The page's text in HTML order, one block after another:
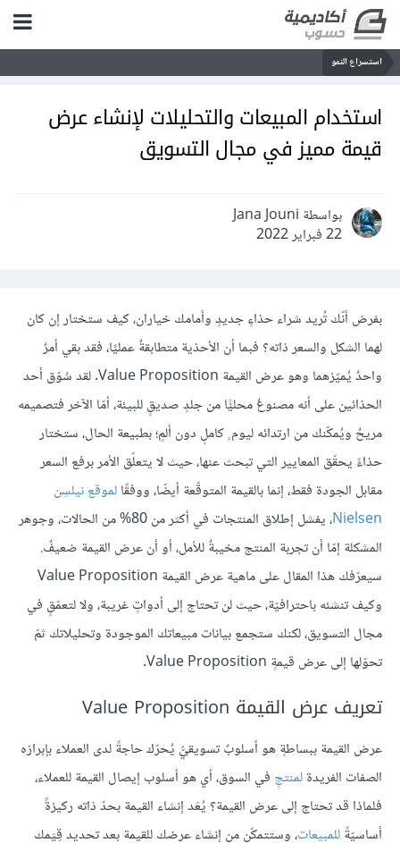
استسراع النمو
استخدام المبيعات والتحليلات لإنشاء عرض
قيمة مميز في مجال التسويق
بواسطة Jana Jouni
22 فبراير 2022
بفرض أنّك تُريد شراء حذاءٍ جديدٍ وأمامك خياران، كيف ستختار إن كان
لهما الشكل والسعر ذاته؟ فبما أن الأحذية متطابقةٌ عمليًا، فقد بقي أمرٌ
واحدٌ يُميّزهما وهو عرض القيمة Value Proposition. لقد سُوّق أحد
الحذائين على أنه مصنوعٌ محليًّا من جلدٍ صديقٍ للبيئة، أمّا الآخر فتصميمه
مريحٌ ويُمكّنك من ارتدائه ليوم ٍ كاملٍ دون ألمٍ؛ بطبيعة الحال، ستختار
حذاءً يحقّق المعايير التي تبحث عنها، حيث لا يتعلّق الأمر برفع السعر
مقابل الجودة فقط، إنما بالقيمة المتوقّعة أيضّا، ووفقًالموقع نيلسِن
Nielsen
، يفشل إطلاق المنتجات في أكثر من 80% من الحالات، وجوهر
المشكلة إمّا أن تجربة المنتج مخيبةٌ للأمل، أو أن عرض القيمة ضعيفٌ.
سيعرّفك هذا المقال على ماهية عرض القيمة Value Proposition
وكيف تنشئه باحترافيّة، حيث لن تحتاج إلى أدواتٍ غريبة، ولا لتعمّقٍ في
مجال التسويق، لكنك ستجمع بيانات مبيعاتك الموجودة وتحليلاتك ثمّ
تحوّلها إلى عرض قيمةٍ Value Proposition.
تعريف عرض القيمة Value Proposition
عرض القيمة ببساطةٍ هو أسلوبٌ تسويقيُّ يُحرّك حاجةً لدى العملاء بإبرازه
الصفات الفريدةلمنتجٍ في السوق، أي هو أسلوب إيصال القيمة للعملاء،
فلماذا قد تحتاج إلى عرض القيمة؟ يُعَد إنشاء القيمة بحدّ ذاته ركيزةً
أساسيّةًللمبيعات، وستتمكّن من إنشاء عرضك للقيمة بعد تحديد قِيَمك